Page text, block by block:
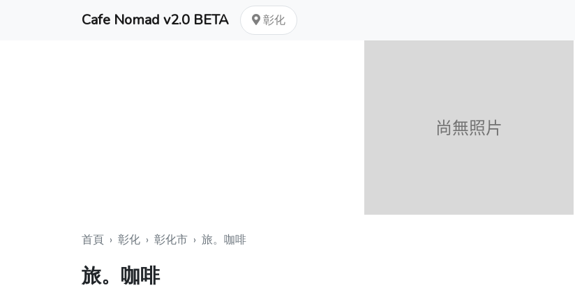
Cafe Nomad v2.0 BETA 彰化
首頁 › 彰化 › 彰化市 › 旅。咖啡
旅。咖啡